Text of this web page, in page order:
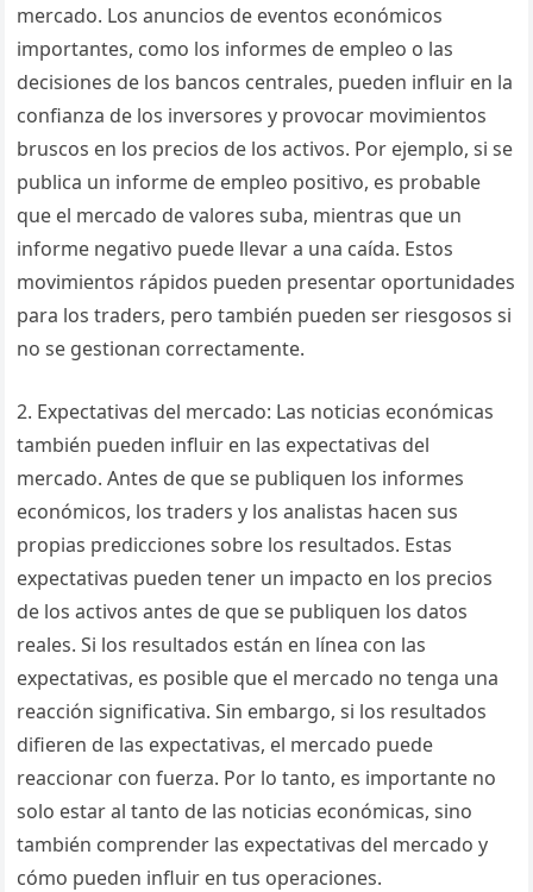
mercado. Los anuncios de eventos económicos
importantes, como los informes de empleo o las
decisiones de los bancos centrales, pueden influir en la
confianza de los inversores y provocar movimientos
bruscos en los precios de los activos. Por ejemplo, si se
publica un informe de empleo positivo, es probable
que el mercado de valores suba, mientras que un
informe negativo puede llevar a una caída. Estos
movimientos rápidos pueden presentar oportunidades
para los traders, pero también pueden ser riesgosos si
no se gestionan correctamente.
2. Expectativas del mercado: Las noticias económicas
también pueden influir en las expectativas del
mercado. Antes de que se publiquen los informes
económicos, los traders y los analistas hacen sus
propias predicciones sobre los resultados. Estas
expectativas pueden tener un impacto en los precios
de los activos antes de que se publiquen los datos
reales. Si los resultados están en línea con las
expectativas, es posible que el mercado no tenga una
reacción significativa. Sin embargo, si los resultados
difieren de las expectativas, el mercado puede
reaccionar con fuerza. Por lo tanto, es importante no
solo estar al tanto de las noticias económicas, sino
también comprender las expectativas del mercado y
cómo pueden influir en tus operaciones.